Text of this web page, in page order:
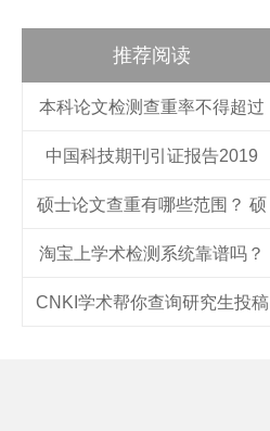
推荐阅读
本科论文检测查重率不得超过
中国科技期刊引证报告2019
硕士论文查重有哪些范围？ 硕
淘宝上学术检测系统靠谱吗？
CNKI学术帮你查询研究生投稿